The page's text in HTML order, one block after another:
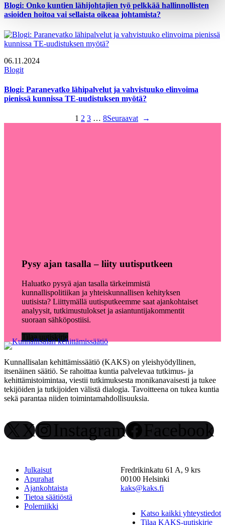
Blogi: Onko kuntien lähijohtajien työ pelkkää hallinnollisten
asioiden hoitoa vai sellaista oikeaa johtamista?
06.11.2024
Blogit
Blogi: Paranevatko lähipalvelut ja vahvistuuko elinvoima
pienissä kunnissa TE-uudistuksen myötä?
1 2 3 … 8Seuraavat →
Pysy ajan tasalla – liity uutisputkeen
Haluatko pysyä ajan tasalla tärkeimmistä
kunnallispolitiikan ja yhteiskunnallisen kehityksen
uutisista? Liittymällä uutisputkeemme saat ajankohtaiset
analyysit, tutkimustulokset ja asiantuntijakommentit
suoraan sähköpostiisi.
Tilaa uutiskirje
Kunnallisalan kehittämissäätiö (KAKS) on yleishyödyllinen,
itsenäinen säätiö. Se rahoittaa kuntia palvelevaa tutkimus- ja
kehittämistoimintaa, viestii tutkimuksesta monikanavaisesti ja tukee
tekijöiden ja tutkijoiden välistä dialogia. Tavoitteena on tukea kuntia
sekä parantaa niiden toimintamahdollisuuksia.
X Instagram Facebook
Julkaisut
Apurahat
Ajankohtaista
Tietoa säätiöstä
Polemiikki
Fredrikinkatu 61 A, 9 krs
00100 Helsinki
kaks@kaks.fi
Katso kaikki yhteystiedot
Tilaa KAKS-uutiskirje